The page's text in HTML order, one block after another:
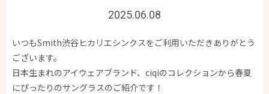
2025.06.08
いつもSmith渋谷ヒカリエシンクスをご利用いただきありがとう
ございます。
日本生まれのアイウェアブランド、ciqiのコレクションから春夏
にぴったりのサングラスのご紹介です！